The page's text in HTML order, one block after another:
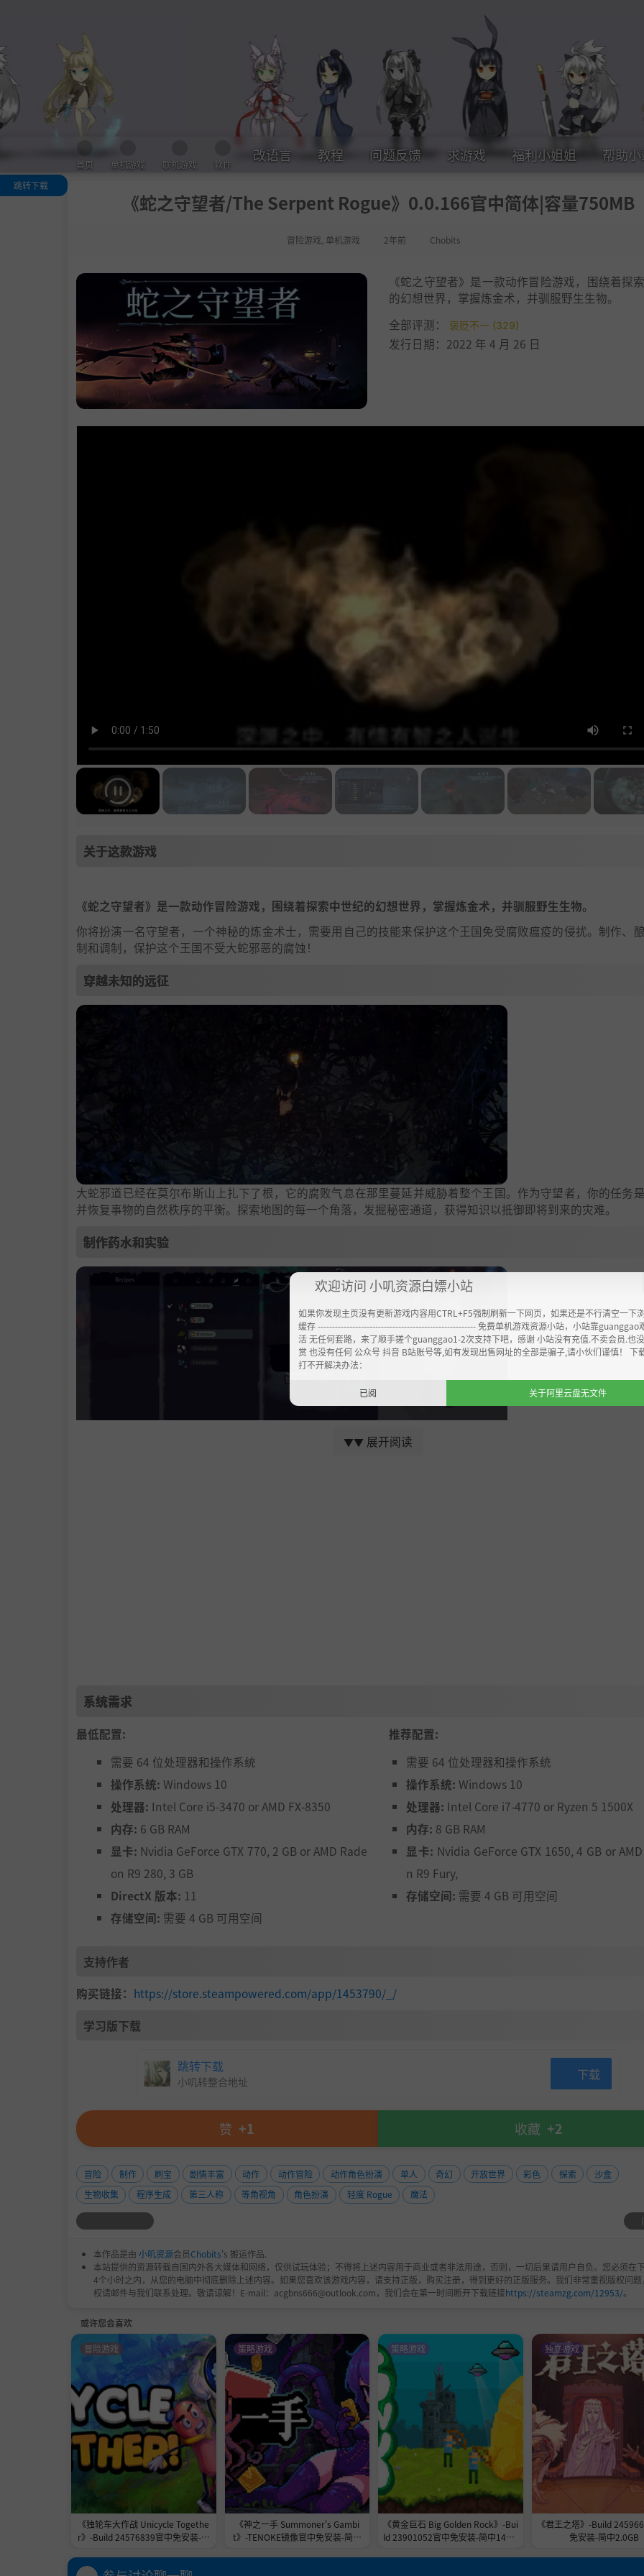
首页 单机游戏 联机游戏 软件
改语言 教程 问题反馈 求游戏 福利小姐姐 帮助
《蛇之守望者/The Serpent Rogue》0.0.166官中简体|容量750MB
冒险游戏 单机游戏 2年前 Chobits
跳转下载
《蛇之守望者》是一款动作冒险游戏，围绕着探
的幻想世界，掌握炼金术，并驯服野生生物。
全部评测：
褒贬不一 (329)
发行日期：2022 年 4 月 26 日
关于这款游戏
《蛇之守望者》是一款动作冒险游戏，围绕着探索中世纪的幻想世界，掌握炼金术，并驯服野生生物。
你将扮演一名守望者，一个神秘的炼金术士，需要用自己的技能来保护这个王国免受腐败瘟疫的侵扰。制作、
制和调制，保护这个王国不受大蛇邪恶的腐蚀！
穿越未知的远征
大蛇邪道已经在莫尔布斯山上扎下了根，它的腐败气息在那里蔓延并威胁着整个王国。作为守望者，你的任务
并恢复事物的自然秩序的平衡。探索地图的每一个角落，发掘秘密通道，获得知识以抵御即将到来的灾难。
制作药水和实验
活人为食。一旦你忘记埋葬死去的人，你的位置就会开始吸引吞食腐肉的食尸鬼，它们会消灭一切挡路的活物
变化
你可以将自己或其他人变成......嗯，任何人。酿造药水，改变你在路上遇到的生物的某些方面。改变你的身体，
肆意破坏，或者从生产铁锹的养鸡场中创造出一个完美无缺的机器......
▼▼ 展开阅读
系统需求
最低配置:
需要 64 位处理器和操作系统
操作系统: Windows 10
处理器: Intel Core i5-3470 or AMD FX-8350
内存: 6 GB RAM
显卡: Nvidia GeForce GTX 770, 2 GB or AMD Rade
on R9 280, 3 GB
DirectX 版本: 11
存储空间: 需要 4 GB 可用空间
推荐配置:
需要 64 位处理器和操作系统
操作系统: Windows 10
处理器: Intel Core i7-4770 or Ryzen 5 1500X
内存: 8 GB RAM
显卡: Nvidia GeForce GTX 1650, 4 GB or
n R9 Fury,
存储空间: 需要 4 GB 可用空间
支持作者
购买链接： https://store.steampowered.com/app/1453790/_/
学习版下载
跳转下载
小叽转整合地址 下载
赞 +1 收藏 +2
冒险 制作 刷宝 剧情丰富 动作 动作冒险 动作角色扮演 单人 奇幻 开放世界 彩色 探索
沙盒
生物收集
程序生成 第三人称 等角视角 角色扮演 轻度 Rogue 魔法
本作品是由 小叽资源会员Chobits's 搬运作品.
本站提供的资源转载自国内外各大媒体和网络，仅供试玩体验；不得将上述内容用于商业或者非法用途，否则，一切后果请用户自负。您必须在
4个小时之内，从您的电脑中彻底删除上述内容。如果您喜欢该游戏内容，请支持正版，购买注册，得到更好的正版服务。我们非常重视版权问
权请邮件与我们联系处理。敬请谅解！E-mail：acgbns666@outlook.com，我们会在第一时间断开下载链接https://steamzg.com/12953/。
或许您会喜欢
《独轮车大作战 Unicycle Togethe
r》-Build 24576839官中免安装-简
冒险游戏
《神之一手 Summoner's Gambi
t》-TENOKE镜像官中免安装-简中
策略游戏
《黄金巨石 Big Golden Rock》-Bui
ld 23901052官中免安装-简中148.7
策略游戏
《君王之塔》-Build
免安装-简中2.0GB
独立游戏
欢迎访问 小叽资源白嫖小站
如果你发现主页没有更新游戏内容用CTRL+F5强制刷新一下网页，如果还是不行清空一下
缓存 ------------------------------------------------------- 免费单机游戏资源小站，小站靠guanggao
活 无任何套路，来了顺手搓个guanggao1-2次支持下吧，感谢 小站没有充值.不卖会员.也
赏 也没有任何 公众号 抖音 B站账号等,如有发现出售网址的全部是骗子,请小伙们谨慎！ 下
打不开解决办法：
已阅 关于阿里云盘无文件